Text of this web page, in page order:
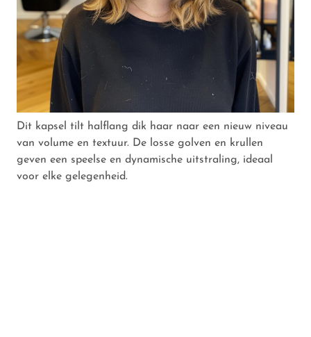
Dit kapsel tilt halflang dik haar naar een nieuw niveau
van volume en textuur. De losse golven en krullen
geven een speelse en dynamische uitstraling, ideaal
voor elke gelegenheid.